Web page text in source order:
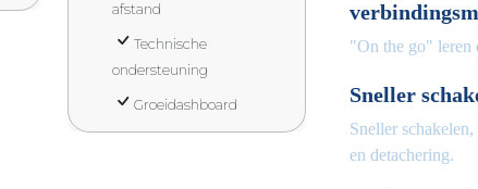
afstand
Technische
ondersteuning
Groeidashboard
"On the go" leren
Sneller
Sneller
en detachering.